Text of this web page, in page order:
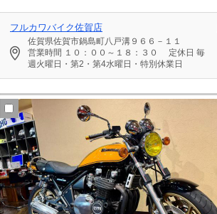
フルカワバイク佐賀店
佐賀県佐賀市鍋島町八戸溝９６６－１１
営業時間 １０：００～１８：３０ 定休日 毎
週火曜日・第2・第4水曜日・特別休業日